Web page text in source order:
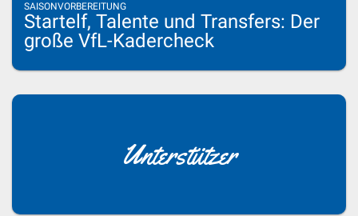
SAISONVORBEREITUNG
Startelf, Talente und Transfers: Der
große VfL-Kadercheck
Unterstützer